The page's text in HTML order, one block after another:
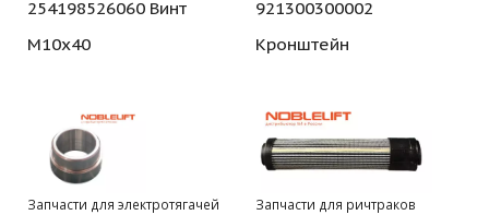
254198526060 Винт
M10х40
921300300002
Кронштейн
Запчасти для электротягачей Запчасти для ричтраков